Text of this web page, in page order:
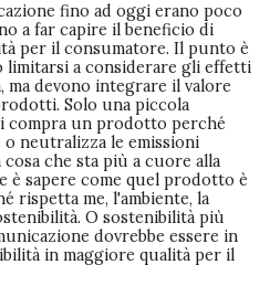
fino ad oggi erano poco
a far capire il beneficio di
per il consumatore. Il punto è
limitarsi a considerare gli effetti
devono integrare il valore
Solo una piccola
compra un prodotto perché
neutralizza le emissioni
che sta più a cuore alla
è sapere come quel prodotto è
rispetta me, l'ambiente, la
O sostenibilità più
dovrebbe essere in
in maggiore qualità per il